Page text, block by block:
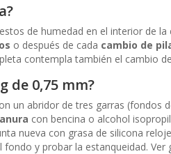
de humedad en el interior de
o después de cada cambio de
contempla también el cambio
de 0,75 mm?
un abridor de tres garras
con bencina o alcohol
nueva con grasa de silicona
y probar la estanqueidad. Ver